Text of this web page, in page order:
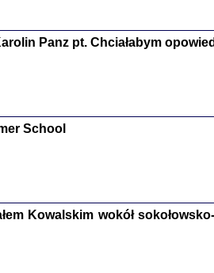
Panz pt. Chciałabym
School
Kowalskim wokół